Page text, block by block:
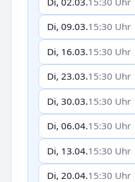
Di, 09.03.15:30 Uhr
Di, 16.03.15:30 Uhr
Di, 23.03.15:30 Uhr
Di, 30.03.15:30 Uhr
Di, 06.04.15:30 Uhr
Di, 13.04.15:30 Uhr
Di, 20.04.15:30 Uhr